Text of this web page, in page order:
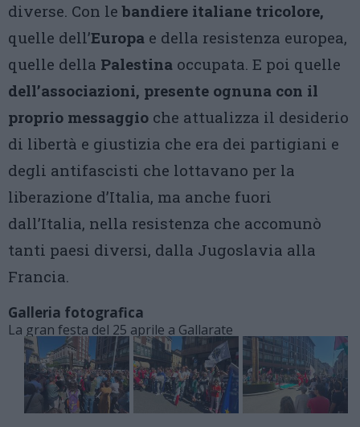
diverse. Con lebandiere italiane tricolore,
quelle dell’Europa e della resistenza europea,
quelle della Palestina occupata. E poi quelle
dell’associazioni, presente ognuna con il
proprio messaggio che attualizza il desiderio
di libertà e giustizia che era dei partigiani e
degli antifascisti che lottavano per la
liberazione d’Italia, ma anche fuori
dall’Italia, nella resistenza che accomunò
tanti paesi diversi, dalla Jugoslavia alla
Francia.
Galleria fotografica
La gran festa del 25 aprile a Gallarate